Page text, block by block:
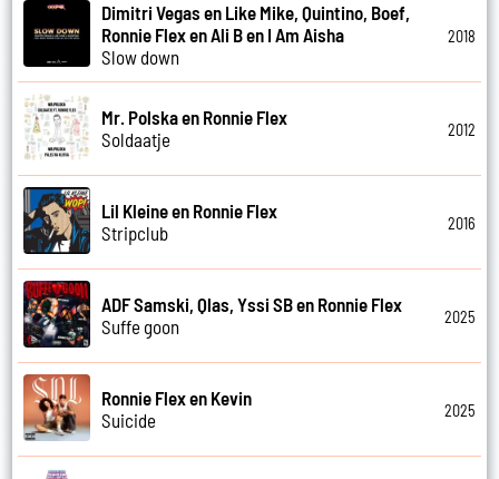
Dimitri Vegas en Like Mike, Quintino, Boef,
Ronnie Flex en Ali B en I Am Aisha
Slow down
2018
Mr. Polska en Ronnie Flex
Soldaatje
2012
Lil Kleine en Ronnie Flex
Stripclub
2016
ADF Samski, Qlas, Yssi SB en Ronnie Flex
Suffe goon
2025
Ronnie Flex en Kevin
Suicide
2025